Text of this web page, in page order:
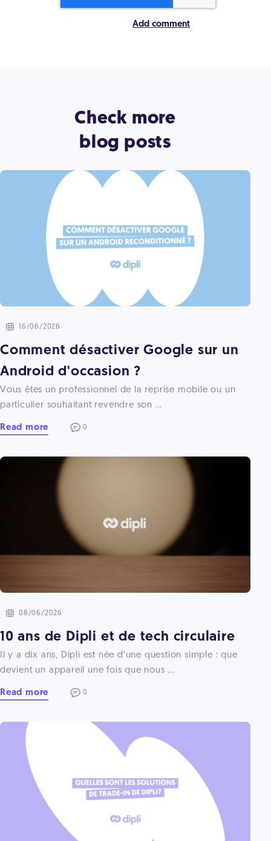
Check more
blog posts
16/06/2026
Comment désactiver Google sur un
Android d'occasion ?
Vous êtes un professionnel de la reprise mobile ou un
particulier souhaitant revendre son ...
Read more 0
08/06/2026
10 ans de Dipli et de tech circulaire
Il y a dix ans, Dipli est née d’une question simple : que
devient un appareil une fois que nous ...
Read more 0